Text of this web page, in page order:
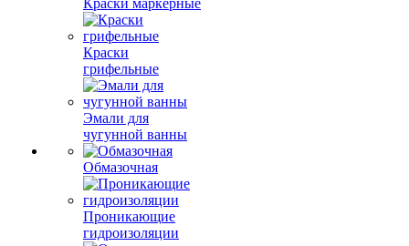
Краски маркерные
Краски
грифельные
Эмали для
чугунной ванны
Обмазочная
Проникающие
гидроизоляции